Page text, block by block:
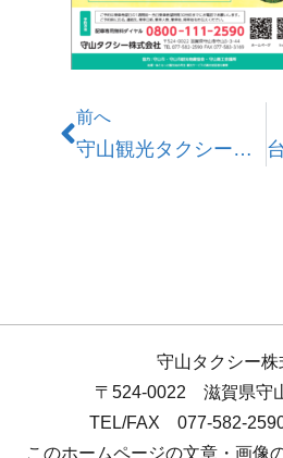
前へ
守山観光タクシー運行のお知らせ（2022年8月6日～）
守山タクシー株
〒524-0022 滋賀県守
TEL/FAX 077-582-
このホームページの文章・画像